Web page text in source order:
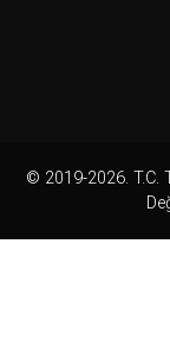
© 2019-2026. T.C.